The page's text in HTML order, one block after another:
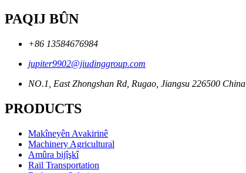
PAQIJ BÛN
+86 13584676984
jupiter9902@jiudinggroup.com
NO.1, East Zhongshan Rd, Rugao, Jiangsu 226500 China
PRODUCTS
Makîneyên Avakirinê
Machinery Agricultural
Amûra bijîşkî
Rail Transportation